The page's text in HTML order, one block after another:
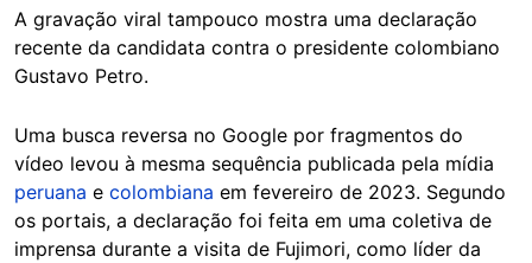
A gravação viral tampouco mostra uma declaração
recente da candidata contra o presidente colombiano
Gustavo Petro.
Uma busca reversa no Google por fragmentos do
vídeo levou à mesma sequência publicada pela mídia
peruana e colombiana em fevereiro de 2023. Segundo
os portais, a declaração foi feita em uma coletiva de
imprensa durante a visita de Fujimori, como líder da